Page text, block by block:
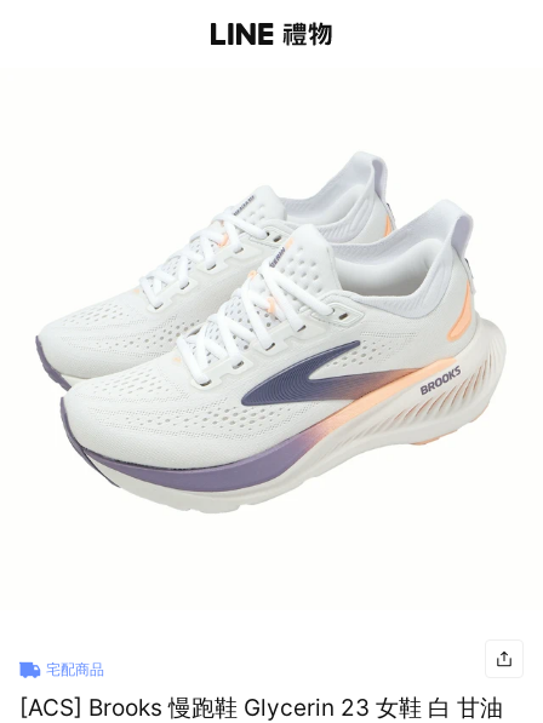
宅配商品
[ACS] Brooks 慢跑鞋 Glycerin 23 女鞋 白 甘油